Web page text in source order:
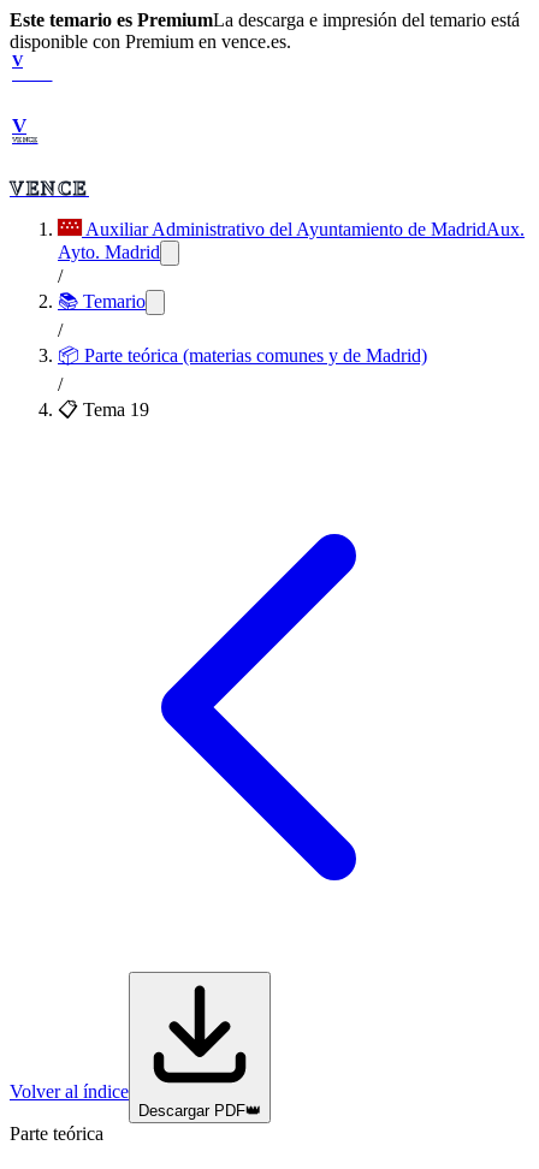
Este temario es PremiumLa descarga e impresión del temario está
disponible con Premium en vence.es.
V
V
VENCE
VENCE
Auxiliar Administrativo del Ayuntamiento de MadridAux.
Ayto. Madrid
/
📚 Temario
/
📦 Parte teórica (materias comunes y de Madrid)
/
📋 Tema 19
Volver al índice
Descargar PDF👑
Parte teórica